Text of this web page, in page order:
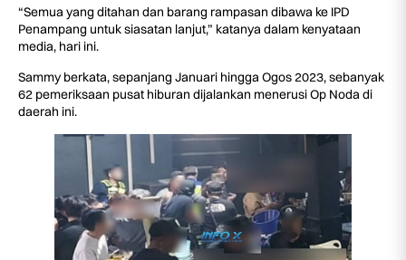
“Semua yang ditahan dan barang rampasan dibawa ke IPD
Penampang untuk siasatan lanjut,” katanya dalam kenyataan
media, hari ini.
Sammy berkata, sepanjang Januari hingga Ogos 2023, sebanyak
62 pemeriksaan pusat hiburan dijalankan menerusi Op Noda di
daerah ini.